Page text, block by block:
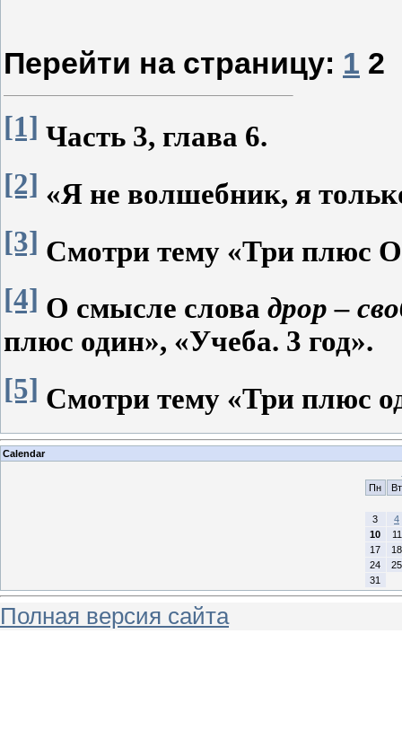
Перейти на страницу: 1 2
[1] Часть 3, глава 6.
[2] «Я не волшебник, я
[3] Смотри тему «Три плюс
[4] О смысле слова дрор –
плюс один», «Учеба. 3 год».
[5] Смотри тему «Три плюс
Calendar
Пн
Вт
3
4
10
11
17
18
24
25
31
Полная версия сайта